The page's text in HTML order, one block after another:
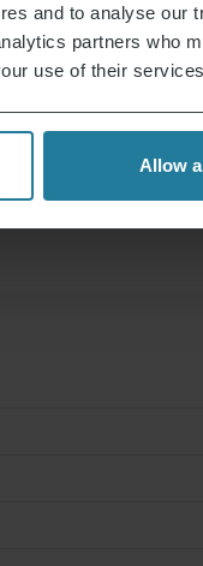
and to analyse our
partners who
use of their
Allow